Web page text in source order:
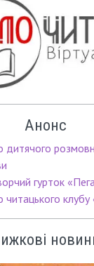
Анонс
гурток
клубу